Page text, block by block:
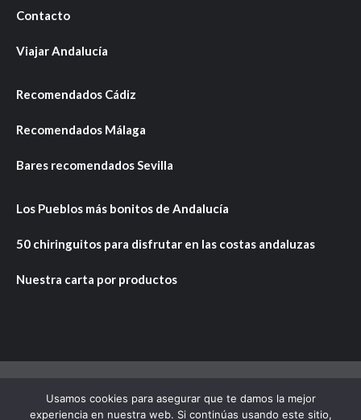
Contacto
Viajar Andalucía
Recomendados Cádiz
Recomendados Málaga
Bares recomendados Sevilla
Los Pueblos más bonitos de Andalucía
50 chiringuitos para disfrutar en las costas andaluzas
Nuestra carta por productos
Copyright © Todos los derechos reservados.|CoverNews
Usamos cookies para asegurar que te damos la mejor
experiencia en nuestra web. Si continúas usando este sitio,